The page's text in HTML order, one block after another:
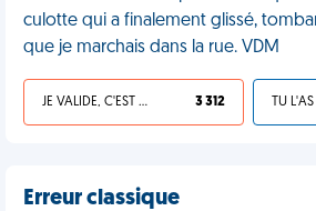
culotte qui a finalement glissé,
que je marchais dans la rue. VDM
JE VALIDE, C'EST UNE VDM 3 312
Erreur classique